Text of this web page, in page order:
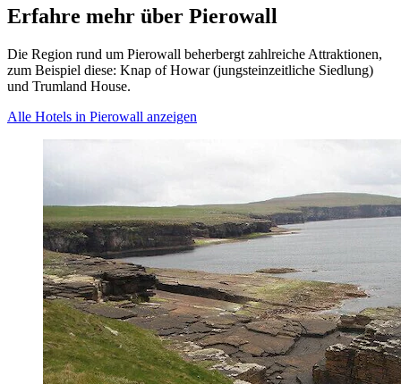
Erfahre mehr über Pierowall
Die Region rund um Pierowall beherbergt zahlreiche Attraktionen,
zum Beispiel diese: Knap of Howar (jungsteinzeitliche Siedlung)
und Trumland House.
Alle Hotels in Pierowall anzeigen